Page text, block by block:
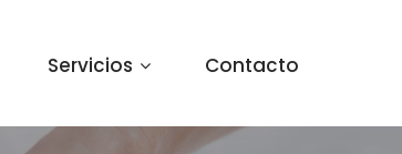
Servicios Contacto